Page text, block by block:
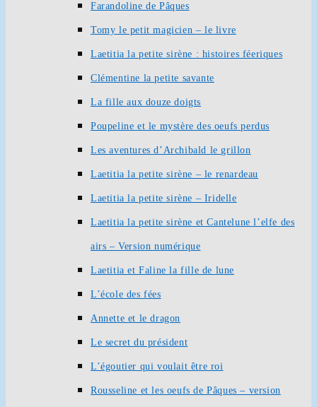
Farandoline de Pâques
Tomy le petit magicien – le livre
Laetitia la petite sirène : histoires féeriques
Clémentine la petite savante
La fille aux douze doigts
Poupeline et le mystère des oeufs perdus
Les aventures d’Archibald le grillon
Laetitia la petite sirène – le renardeau
Laetitia la petite sirène – Iridelle
Laetitia la petite sirène et Cantelune l’elfe des
airs – Version numérique
Laetitia et Faline la fille de lune
L’école des fées
Annette et le dragon
Le secret du président
L’égoutier qui voulait être roi
Rousseline et les oeufs de Pâques – version